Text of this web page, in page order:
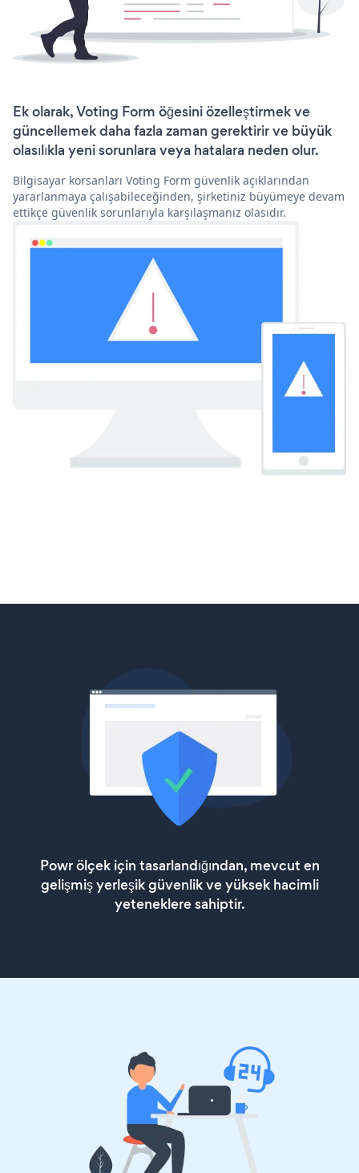
Ek olarak, Voting Form öğesini özelleştirmek ve
güncellemek daha fazla zaman gerektirir ve büyük
olasılıkla yeni sorunlara veya hatalara neden olur.
Bilgisayar korsanları Voting Form güvenlik açıklarından
yararlanmaya çalışabileceğinden, şirketiniz büyümeye devam
ettikçe güvenlik sorunlarıyla karşılaşmanız olasıdır.
Powr ölçek için tasarlandığından, mevcut en
gelişmiş yerleşik güvenlik ve yüksek hacimli
yeteneklere sahiptir.